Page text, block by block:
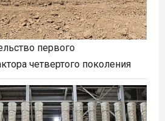
первого
четвертого поколения